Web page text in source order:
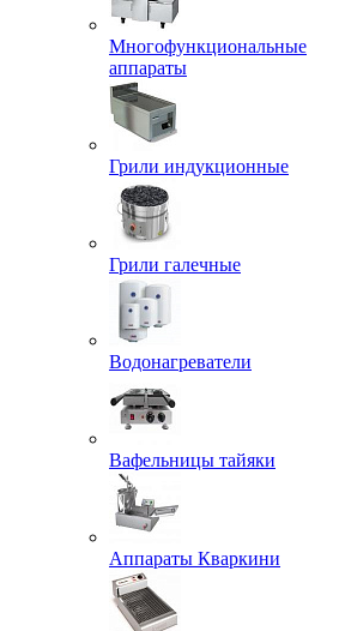
Многофункциональные
аппараты
Грили индукционные
Грили галечные
Водонагреватели
Вафельницы тайяки
Аппараты Кваркини